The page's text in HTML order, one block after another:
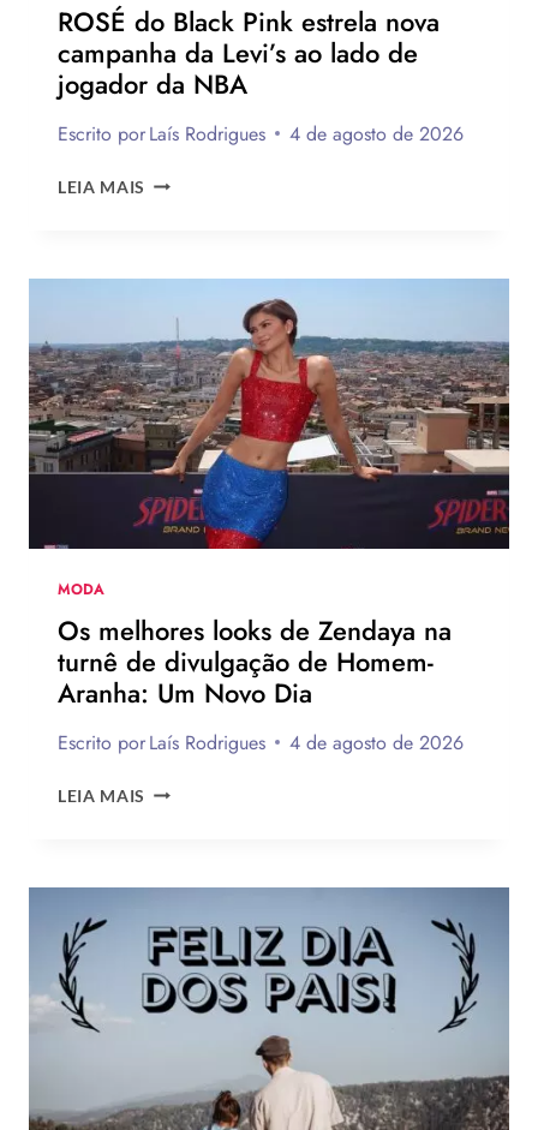
ROSÉ do Black Pink estrela nova
campanha da Levi’s ao lado de
jogador da NBA
Escrito porLaís Rodrigues 4 de agosto de 2026
LEIA MAIS ROSÉ
ESTRELA
CAMPANHA
DA
LEVI’S
AO
LADO
DE
JOGADOR
DA
NBA
MODA
Os melhores looks de Zendaya na
turnê de divulgação de Homem-
Aranha: Um Novo Dia
Escrito porLaís Rodrigues 4 de agosto de 2026
LEIA MAIS OS
ZENDAYA
TURNÊ
DE
DIVULGAÇÃO
DE
UM
NOVO